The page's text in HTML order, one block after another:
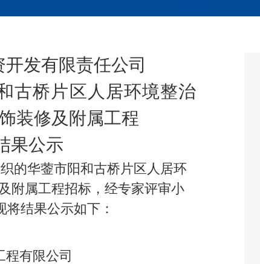
发有限责任公司
古桥片区人居环境整治
装修及附属工程
果公示
的华蓥市阳和古桥片区人居环
附属工程招标 ，经专家评审小
将结果公示如下：
程有限公司